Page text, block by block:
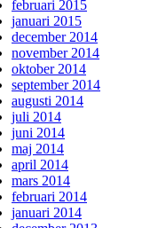
februari 2015
januari 2015
december 2014
november 2014
oktober 2014
september 2014
augusti 2014
juli 2014
juni 2014
maj 2014
april 2014
mars 2014
februari 2014
januari 2014